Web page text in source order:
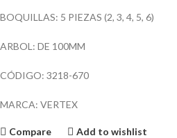
BOQUILLAS: 5 PIEZAS (2, 3, 4, 5, 6)
ARBOL: DE 100MM
CÓDIGO: 3218-670
MARCA: VERTEX
Compare Add to wishlist